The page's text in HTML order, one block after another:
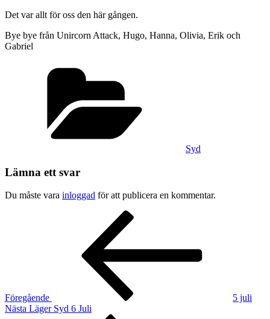
Det var allt för oss den här gången.
Bye bye från Unircorn Attack, Hugo, Hanna, Olivia, Erik och
Gabriel
Syd
Lämna ett svar
Du måste vara inloggad för att publicera en kommentar.
Inläggsnavigering
Föregående
5 juli
Nästa
Nästa Läger Syd 6 Juli